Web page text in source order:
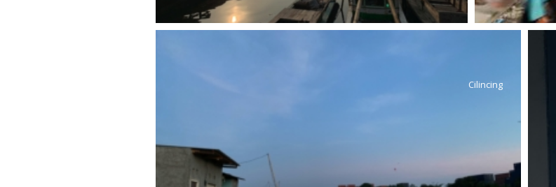
Cilincing